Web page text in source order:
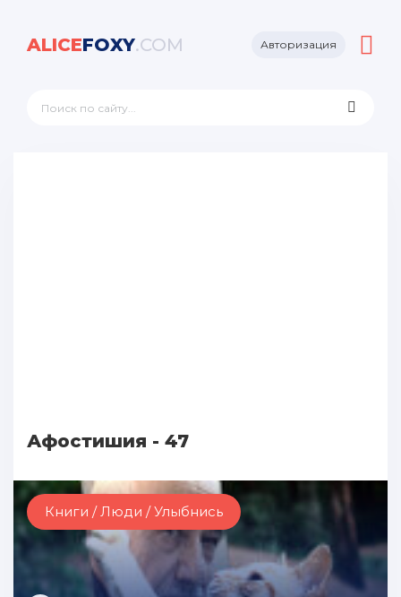
ALICEFOXY.COM Авторизация
Афостишия - 47
Книги / Люди / Улыбнись